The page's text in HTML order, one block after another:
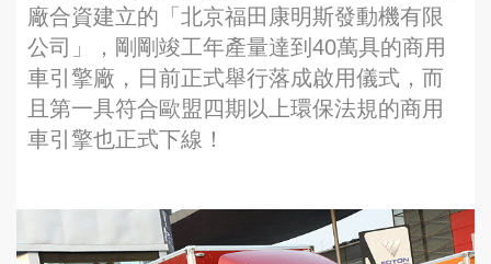
廠合資建立的「北京福田康明斯發動機有限
公司」，剛剛竣工年產量達到40萬具的商用
車引擎廠，日前正式舉行落成啟用儀式，而
且第一具符合歐盟四期以上環保法規的商用
車引擎也正式下線！